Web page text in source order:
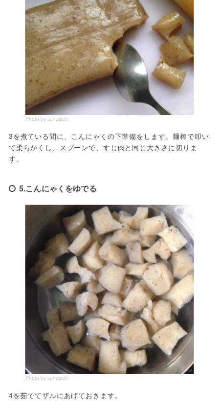
Photo by suncatch
3を煮ている間に、こんにゃくの下準備をします。麺棒で叩い
て柔らかくし、スプーンで、すじ肉と同じ大きさに切りま
す。
5.こんにゃくをゆでる
Photo by suncatch
4を茹でてザルにあげておきます。